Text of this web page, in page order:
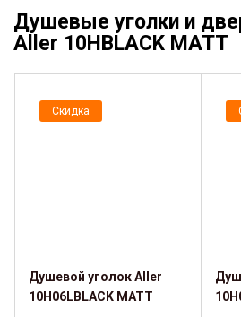
Душевые уголки и
Aller 10HBLACK MATT
Скидка
Душевой уголок Aller
10H06LBLACK MATT